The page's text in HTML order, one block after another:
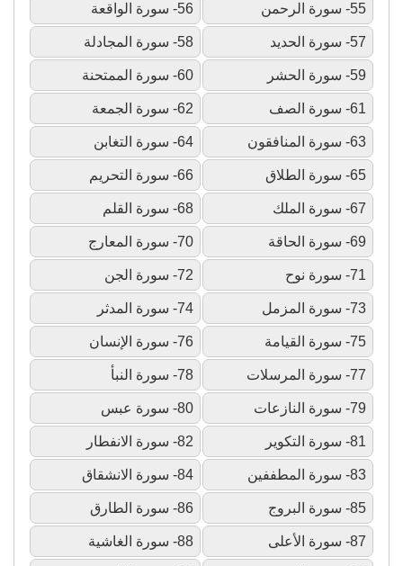
55- سورة الرحمن 56- سورة الواقعة
57- سورة الحديد 58- سورة المجادلة
59- سورة الحشر 60- سورة الممتحنة
61- سورة الصف 62- سورة الجمعة
63- سورة المنافقون 64- سورة التغابن
65- سورة الطلاق 66- سورة التحريم
67- سورة الملك 68- سورة القلم
69- سورة الحاقة 70- سورة المعارج
71- سورة نوح 72- سورة الجن
73- سورة المزمل 74- سورة المدثر
75- سورة القيامة 76- سورة الإنسان
77- سورة المرسلات 78- سورة النبأ
79- سورة النازعات 80- سورة عبس
81- سورة التكوير 82- سورة الانفطار
83- سورة المطففين 84- سورة الانشقاق
85- سورة البروج 86- سورة الطارق
87- سورة الأعلى 88- سورة الغاشية